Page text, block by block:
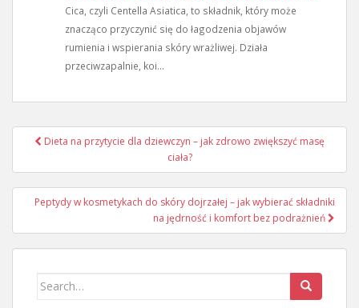
Cica, czyli Centella Asiatica, to składnik, który może
znacząco przyczynić się do łagodzenia objawów
rumienia i wspierania skóry wrażliwej. Działa
przeciwzapalnie, koi...
Nawigacja
Dieta na przytycie dla dziewczyn – jak zdrowo zwiększyć masę
ciała?
Peptydy w kosmetykach do skóry dojrzałej – jak wybierać składniki
na jędrność i komfort bez podrażnień
Search